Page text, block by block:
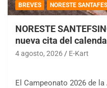
BREVES NORESTE
NORESTE
nueva cita del
4 agosto, 2026 E-Kart
El Campeonato 2026 de